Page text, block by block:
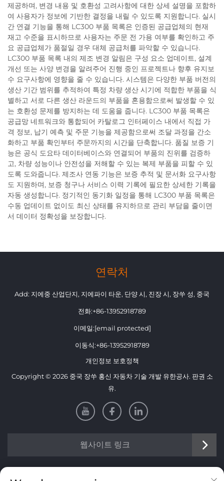
제공하며, 변경 내용 및 호환성 고려사항에 대한 상세 설명을 포함하
여 사용자가 정보에 기반한 결정을 내릴 수 있도록 지원합니다. 실시
간 연결 기능을 통해 LC300 부품 목록은 인증된 공급업체의 현재
재고 수준을 표시하므로 사용자는 주문 전 가용 여부를 확인하고 주
요 공급업체가 품절일 경우 대체 공급처를 파악할 수 있습니다.
LC300 부품 목록 내의 제조 변경 알림은 구성 요소 업데이트, 설계
개선 또는 사양 변경을 알려주어 진행 중인 프로젝트나 향후 유지보
수 요구사항에 영향을 줄 수 있습니다. 시스템은 다양한 부품 버전의
생산 기간 범위를 추적하여 특정 차량 생산 시기에 적합한 부품을 식
별하고 서로 다른 생산 라운드의 부품을 혼용함으로써 발생할 수 있
는 호환성 문제를 방지하는 데 도움을 줍니다. LC300 부품 목록은
공급망 네트워크와 통합되어 카탈로그 인터페이스 내에서 직접 가
격 정보, 납기 예측 및 주문 기능을 제공함으로써 조달 과정을 간소
화하고 부품 확인부터 주문까지의 시간을 단축합니다. 품질 보증 기
능은 공식 도요타 데이터베이스와 연결되어 부품의 진위를 검증하
고, 차량 성능이나 안전성을 저해할 수 있는 복제 부품을 피할 수 있
도록 도와줍니다. 제조사 연동 기능은 보증 추적 및 문서화 요구사항
도 지원하며, 보증 청구나 서비스 이력 기록에 필요한 상세한 기록을
자동 생성합니다. 정기적인 동기화 일정을 통해 LC300 부품 목록은
수동 업데이트 없이도 최신 상태를 유지하므로 관리 부담을 줄이면
서 데이터 정확성을 보장합니다.
연락처
Add: 지에중 산업단지, 지에파이 타운, 단양 시, 진장 시, 장쑤 성, 중국
전화:+86-13952918789
이메일:[email protected]
이동식:+86-13952918789
개인정보 보호정책
Copyright © 2026 중국 장쑤 홍신 자동차 기술 개발 유한공사. 판권 소
유.
웹사이트 링크